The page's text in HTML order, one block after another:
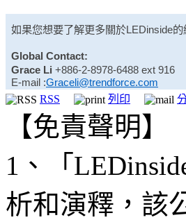
如果您想要了解更多關於LEDinside的
Global Contact:
Grace Li +886-2-8978-6488 ext 916
E-mail :Graceli@trendforce.com
RSS
列印
【免責聲明】
1、「
析和演釋，該